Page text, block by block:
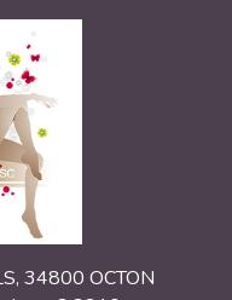
34800 OCTON